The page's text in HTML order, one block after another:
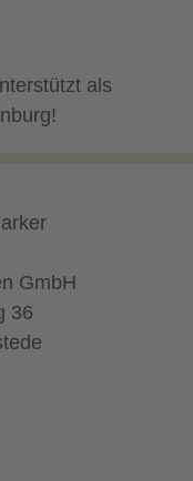
als
GmbH
36